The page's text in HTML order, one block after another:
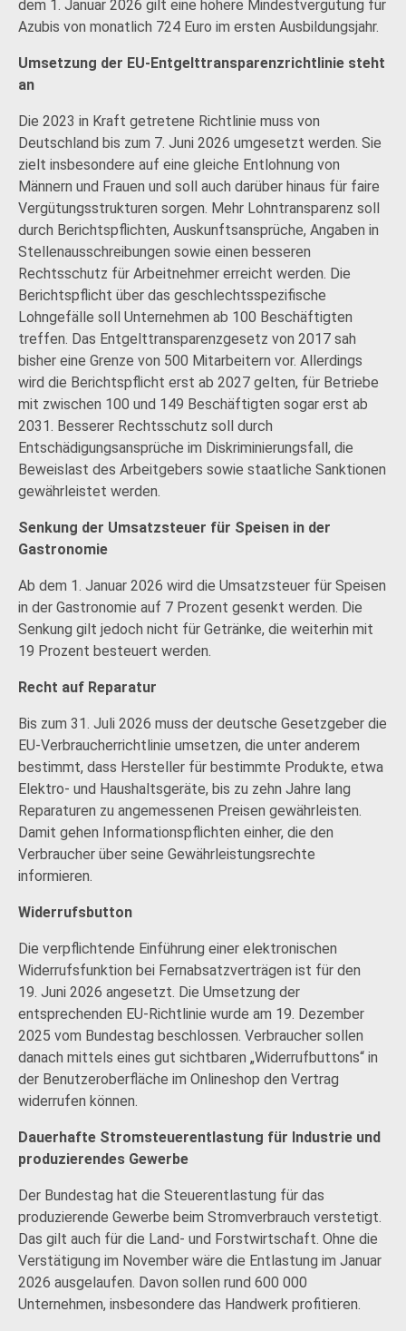
dem 1. Januar 2026 gilt eine höhere Mindestvergütung für
Azubis von monatlich 724 Euro im ersten Ausbildungsjahr.
Umsetzung der EU-Entgelttransparenzrichtlinie steht
an
Die 2023 in Kraft getretene Richtlinie muss von
Deutschland bis zum 7. Juni 2026 umgesetzt werden. Sie
zielt insbesondere auf eine gleiche Entlohnung von
Männern und Frauen und soll auch darüber hinaus für faire
Vergütungsstrukturen sorgen. Mehr Lohntransparenz soll
durch Berichtspflichten, Auskunftsansprüche, Angaben in
Stellenausschreibungen sowie einen besseren
Rechtsschutz für Arbeitnehmer erreicht werden. Die
Berichtspflicht über das geschlechtsspezifische
Lohngefälle soll Unternehmen ab 100 Beschäftigten
treffen. Das Entgelttransparenzgesetz von 2017 sah
bisher eine Grenze von 500 Mitarbeitern vor. Allerdings
wird die Berichtspflicht erst ab 2027 gelten, für Betriebe
mit zwischen 100 und 149 Beschäftigten sogar erst ab
2031. Besserer Rechtsschutz soll durch
Entschädigungsansprüche im Diskriminierungsfall, die
Beweislast des Arbeitgebers sowie staatliche Sanktionen
gewährleistet werden.
Senkung der Umsatzsteuer für Speisen in der
Gastronomie
Ab dem 1. Januar 2026 wird die Umsatzsteuer für Speisen
in der Gastronomie auf 7 Prozent gesenkt werden. Die
Senkung gilt jedoch nicht für Getränke, die weiterhin mit
19 Prozent besteuert werden.
Recht auf Reparatur
Bis zum 31. Juli 2026 muss der deutsche Gesetzgeber die
EU-Verbraucherrichtlinie umsetzen, die unter anderem
bestimmt, dass Hersteller für bestimmte Produkte, etwa
Elektro- und Haushaltsgeräte, bis zu zehn Jahre lang
Reparaturen zu angemessenen Preisen gewährleisten.
Damit gehen Informationspflichten einher, die den
Verbraucher über seine Gewährleistungsrechte
informieren.
Widerrufsbutton
Die verpflichtende Einführung einer elektronischen
Widerrufsfunktion bei Fernabsatzverträgen ist für den
19. Juni 2026 angesetzt. Die Umsetzung der
entsprechenden EU-Richtlinie wurde am 19. Dezember
2025 vom Bundestag beschlossen. Verbraucher sollen
danach mittels eines gut sichtbaren „Widerrufbuttons“ in
der Benutzeroberfläche im Onlineshop den Vertrag
widerrufen können.
Dauerhafte Stromsteuerentlastung für Industrie und
produzierendes Gewerbe
Der Bundestag hat die Steuerentlastung für das
produzierende Gewerbe beim Stromverbrauch verstetigt.
Das gilt auch für die Land- und Forstwirtschaft. Ohne die
Verstätigung im November wäre die Entlastung im Januar
2026 ausgelaufen. Davon sollen rund 600 000
Unternehmen, insbesondere das Handwerk profitieren.